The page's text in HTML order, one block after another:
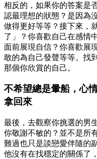
相反的，如果你的答案是
認最理想的狀態？是因為
做得更好等等？接下來，
了」？你喜歡自己在感情
面前展現自信？你喜歡展
敢的為自己發聲等等。找
那個你欣賞的自己。
不希望總是暈船，心
拿回來
最後，去觀察你挑選的男
你敬謝不敏的？並不是所
難過也只是談戀愛伴隨的
他沒有在找穩定的關係了